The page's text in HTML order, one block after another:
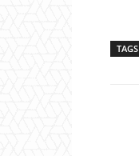
TAGS